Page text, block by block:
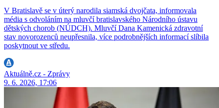
V Bratislavě se v úterý narodila siamská dvojčata, informovala
média s odvoláním na mluvčí bratislavského Národního ústavu
dětských chorob (NÚDCH). Mluvčí Dana Kamenická zdravotní
stav novorozenců neupřesnila, více podrobnějších informací slíbila
poskytnout ve středu.
Aktuálně.cz - Zprávy
9. 6. 2026, 17:06